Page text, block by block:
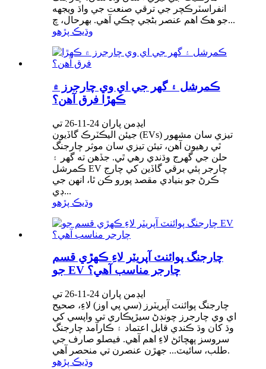
انفراسٽرڪچر جي ترقي صنعت جي واڌ ويجهه
جو هڪ اهم عنصر بڻجي چڪي آهي. بهرحال، چ...
وڌيڪ پڙهو
ڪمرشل ۽ گهر جي اي وي چارجرز ۾
ڪهڙا فرق آهن؟
ايڊمن پاران 24-11-26 تي
جيئن اليڪٽرڪ گاڏيون (EVs) تيزي سان مشهور
ٿي رهيون آهن، تيئن تيزي سان موثر چارجنگ
حلن جي گهرج وڌندي رهي ٿي. جڏهن ته گهر ۽
ڪمرشل EV چارجر ٻئي برقي گاڏين کي چارج
ڪرڻ جو بنيادي مقصد پورو ڪن ٿا، انهن جي
ڊي...
وڌيڪ پڙهو
چارجنگ پوائنٽ آپريٽر لاءِ ڪهڙي قسم
جو EV چارجر مناسب آهي؟
ايڊمن پاران 24-11-26 تي
چارجنگ پوائنٽ آپريٽرز (سي پي اوز) لاءِ، صحيح
اي وي چارجرز چونڊڻ سيڙپڪاري تي واپسي کي
وڌ کان وڌ ڪندي قابل اعتماد ۽ ڪارآمد چارجنگ
سروسز پهچائڻ لاءِ اهم آهي. فيصلو صارف جي
طلب، سائيٽ... جهڙن عنصرن تي منحصر آهي.
وڌيڪ پڙهو